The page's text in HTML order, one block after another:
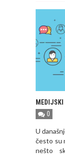
0
U
često su
nešto